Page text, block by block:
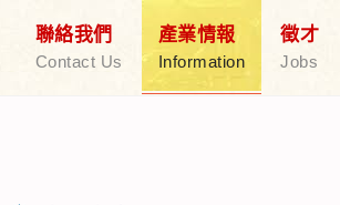
聯絡我們
Contact Us
產業情報
Information
徵才
Jobs